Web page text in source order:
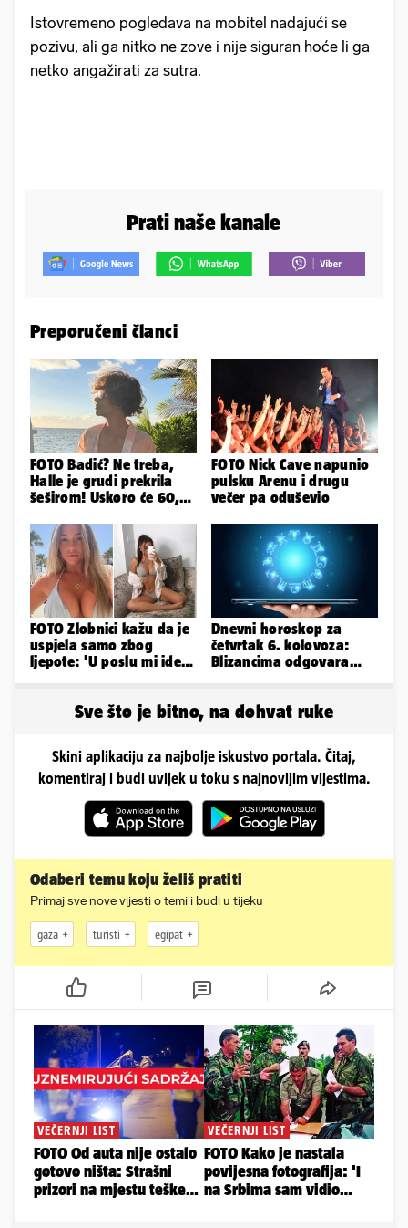
Istovremeno pogledava na mobitel nadajući se
pozivu, ali ga nitko ne zove i nije siguran hoće li ga
netko angažirati za sutra.
Prati naše kanale
Preporučeni članci
FOTO Badić? Ne treba,
Halle je grudi prekrila
šeširom! Uskoro će 60,
FOTO Nick Cave napunio
pulsku Arenu i drugu
večer pa oduševio
FOTO Zlobnici kažu da je
uspjela samo zbog
ljepote: 'U poslu mi ide
Dnevni horoskop za
četvrtak 6. kolovoza:
Blizancima odgovara
Sve što je bitno, na dohvat ruke
Skini aplikaciju za najbolje iskustvo portala. Čitaj,
komentiraj i budi uvijek u toku s najnovijim vijestima.
Odaberi temu koju želiš pratiti
Primaj sve nove vijesti o temi i budi u tijeku
gaza turisti egipat